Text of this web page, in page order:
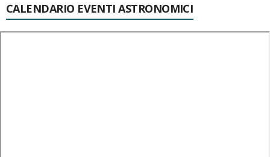
CALENDARIO EVENTI ASTRONOMICI